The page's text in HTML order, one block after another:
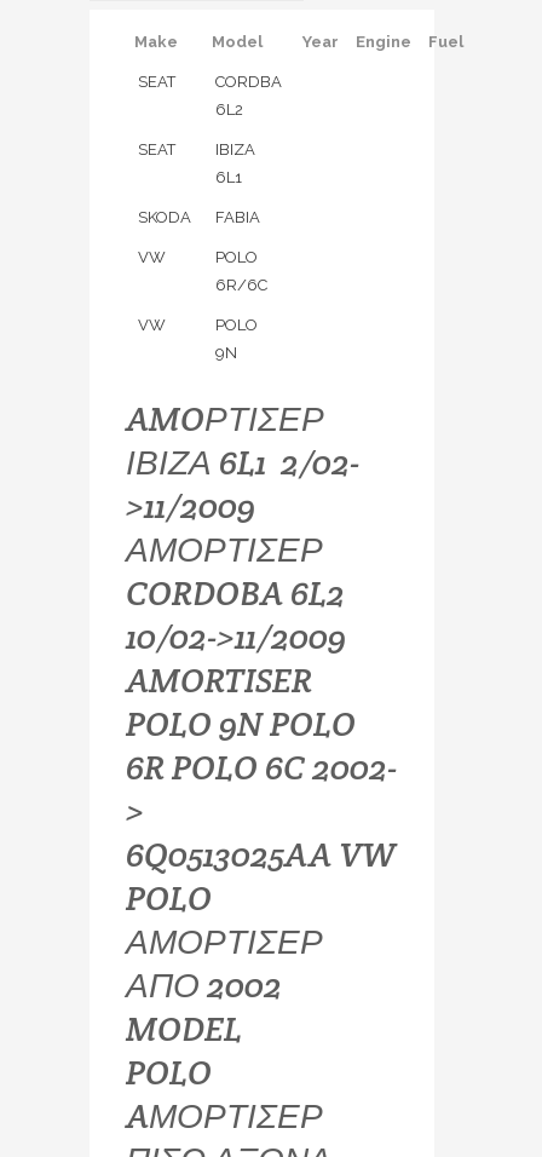
Make Model Year Engine Fuel
SEAT
CORDBA
6L2
SEAT
IBIZA
6L1
SKODA FABIA
VW
POLO
6R/6C
VW
POLO
9N
AMOΡΤΙΣΕΡ
ΙΒΙΖΑ 6L1 2/02-
>11/2009
ΑΜΟΡΤΙΣΕΡ
CORDOBA 6L2
10/02->11/2009
AMORTISER
POLO 9N POLO
6R POLO 6C 2002-
>
6Q0513025AA VW
POLO
ΑΜΟΡΤΙΣΕΡ
ΑΠΟ 2002
MODEL
POLO
AΜΟΡΤΙΣΕΡ